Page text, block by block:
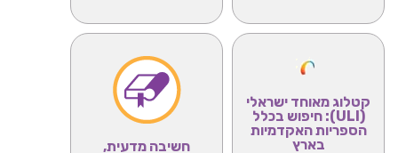
קטלוג מאוחד ישראלי
(ULI):
חיפוש בכלל
הספריות האקדמיות
בארץ
חשיבה מדעית,